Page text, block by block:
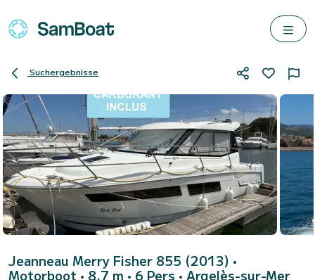
Suchergebnisse
Jeanneau Merry Fisher 855 (2013) •
Motorboot • 8,7 m • 6 Pers • Argelès-sur-Mer